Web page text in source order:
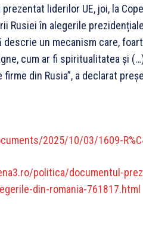
liderilor UE, joi, la
Rusiei în alegerile
un mecanism care,
cum ar fi spiritualitatea și
din Rusia”, a declarat
2025/10/03/1609-
politica/documentul-
din-romania-761817.html